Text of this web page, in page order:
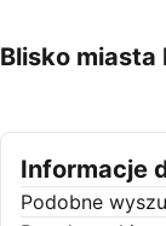
Blisko miasta
Informacje
Podobne